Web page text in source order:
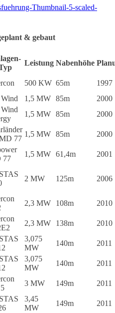
& gebaut
Leistung Nabenhöhe
500 KW 65m
1997
1,5 MW 85m
2000
1,5 MW 85m 2000
77
1,5 MW 85m
2000
77
1,5 MW 61,4m 2001
2 MW 125m 2006
2,3 MW 108m
2010
2,3 MW 138m
2010
3,075
MW
140m
2011
3,075
MW
140m
2011
3 MW 149m
2011
3,45
MW
149m
2011